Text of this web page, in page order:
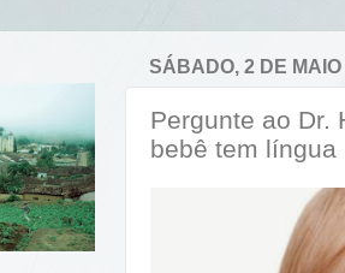
SÁBADO, 2 DE
Pergunte ao Dr.
bebê tem